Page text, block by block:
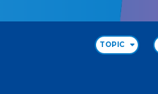
TOPIC